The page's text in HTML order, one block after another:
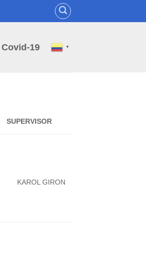
Covid-19 ▼
SUPERVISOR
KAROL GIRON